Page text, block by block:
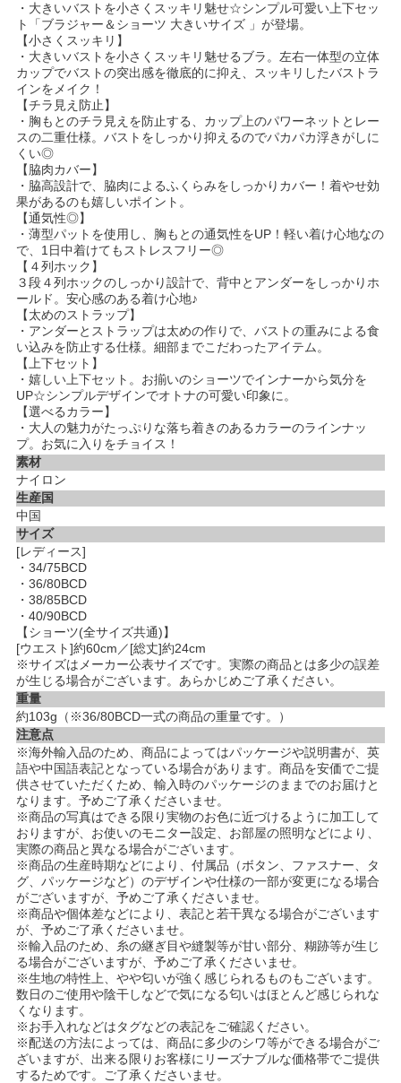
・大きいバストを小さくスッキリ魅せ☆シンプル可愛い上下セッ
ト「ブラジャー＆ショーツ 大きいサイズ 」が登場。
【小さくスッキリ】
・大きいバストを小さくスッキリ魅せるブラ。左右一体型の立体
カップでバストの突出感を徹底的に抑え、スッキリしたバストラ
インをメイク！
【チラ見え防止】
・胸もとのチラ見えを防止する、カップ上のパワーネットとレー
スの二重仕様。バストをしっかり抑えるのでパカパカ浮きがしに
くい◎
【脇肉カバー】
・脇高設計で、脇肉によるふくらみをしっかりカバー！着やせ効
果があるのも嬉しいポイント。
【通気性◎】
・薄型パットを使用し、胸もとの通気性をUP！軽い着け心地なの
で、1日中着けてもストレスフリー◎
【４列ホック】
３段４列ホックのしっかり設計で、背中とアンダーをしっかりホ
ールド。安心感のある着け心地♪
【太めのストラップ】
・アンダーとストラップは太めの作りで、バストの重みによる食
い込みを防止する仕様。細部までこだわったアイテム。
【上下セット】
・嬉しい上下セット。お揃いのショーツでインナーから気分を
UP☆シンプルデザインでオトナの可愛い印象に。
【選べるカラー】
・大人の魅力がたっぷりな落ち着きのあるカラーのラインナッ
プ。お気に入りをチョイス！
素材
ナイロン
生産国
中国
サイズ
[レディース]
・34/75BCD
・36/80BCD
・38/85BCD
・40/90BCD
【ショーツ(全サイズ共通)】
[ウエスト]約60cm／[総丈]約24cm
※サイズはメーカー公表サイズです。実際の商品とは多少の誤差
が生じる場合がございます。あらかじめご了承ください。
重量
約103g（※36/80BCD一式の商品の重量です。）
注意点
※海外輸入品のため、商品によってはパッケージや説明書が、英
語や中国語表記となっている場合があります。商品を安価でご提
供させていただくため、輸入時のパッケージのままでのお届けと
なります。予めご了承くださいませ。
※商品の写真はできる限り実物のお色に近づけるように加工して
おりますが、お使いのモニター設定、お部屋の照明などにより、
実際の商品と異なる場合がございます。
※商品の生産時期などにより、付属品（ボタン、ファスナー、タ
グ、パッケージなど）のデザインや仕様の一部が変更になる場合
がございますが、予めご了承くださいませ。
※商品や個体差などにより、表記と若干異なる場合がございます
が、予めご了承くださいませ。
※輸入品のため、糸の継ぎ目や縫製等が甘い部分、糊跡等が生じ
る場合がございますが、予めご了承くださいませ。
※生地の特性上、やや匂いが強く感じられるものもございます。
数日のご使用や陰干しなどで気になる匂いはほとんど感じられな
くなります。
※お手入れなどはタグなどの表記をご確認ください。
※配送の方法によっては、商品に多少のシワ等ができる場合がご
ざいますが、出来る限りお客様にリーズナブルな価格帯でご提供
するためです。ご了承くださいませ。